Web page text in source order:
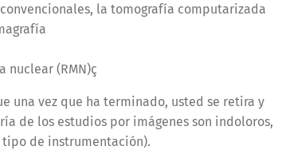
la tomografía computarizada
nuclear (RMN)ç
una vez que ha terminado, usted se retira y
de los estudios por imágenes son indoloros,
tipo de instrumentación).